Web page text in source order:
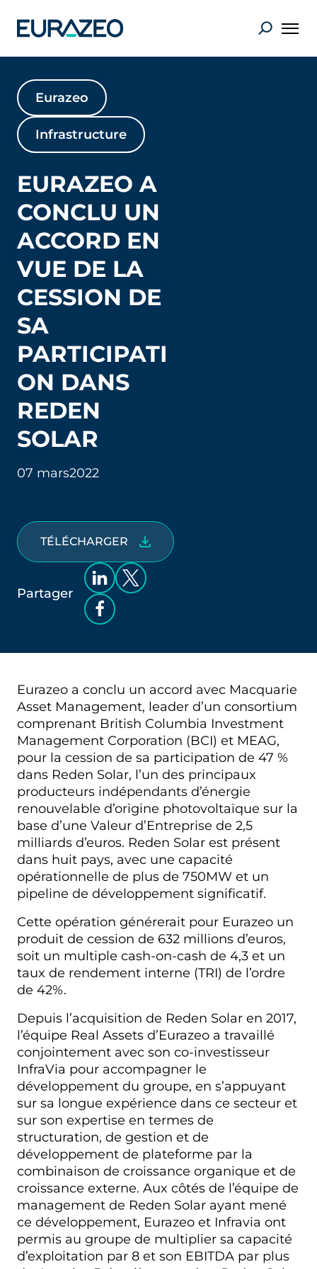
Eurazeo
Infrastructure
EURAZEO A
CONCLU UN
ACCORD EN
VUE DE LA
CESSION DE
SA
PARTICIPATI
ON DANS
REDEN
SOLAR
07 mars2022
TÉLÉCHARGER
Partager
Eurazeo a conclu un accord avec Macquarie
Asset Management, leader d’un consortium
comprenant British Columbia Investment
Management Corporation (BCI) et MEAG,
pour la cession de sa participation de 47 %
dans Reden Solar, l’un des principaux
producteurs indépendants d’énergie
renouvelable d’origine photovoltaïque sur la
base d’une Valeur d’Entreprise de 2,5
milliards d’euros. Reden Solar est présent
dans huit pays, avec une capacité
opérationnelle de plus de 750MW et un
pipeline de développement significatif.
Cette opération générerait pour Eurazeo un
produit de cession de 632 millions d’euros,
soit un multiple cash-on-cash de 4,3 et un
taux de rendement interne (TRI) de l’ordre
de 42%.
Depuis l’acquisition de Reden Solar en 2017,
l’équipe Real Assets d’Eurazeo a travaillé
conjointement avec son co-investisseur
InfraVia pour accompagner le
développement du groupe, en s’appuyant
sur sa longue expérience dans ce secteur et
sur son expertise en termes de
structuration, de gestion et de
développement de plateforme par la
combinaison de croissance organique et de
croissance externe. Aux côtés de l’équipe de
management de Reden Solar ayant mené
ce développement, Eurazeo et Infravia ont
permis au groupe de multiplier sa capacité
d’exploitation par 8 et son EBITDA par plus